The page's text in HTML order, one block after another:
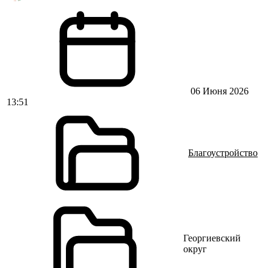
06 Июня 2026
13:51
Благоустройство
Георгиевский
округ